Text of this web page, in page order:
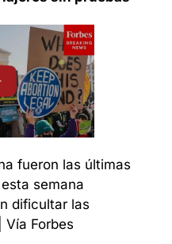
fueron las últimas
semana
dificultar las
Vía Forbes